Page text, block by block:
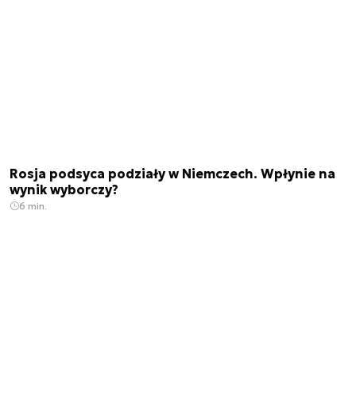
Rosja podsyca podziały w Niemczech. Wpłynie na
wynik wyborczy?
6 min.